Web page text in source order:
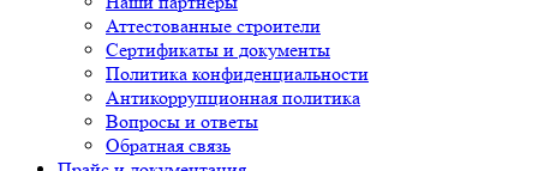
Аттестованные строители
Сертификаты и документы
Политика конфиденциальности
Антикоррупционная политика
Вопросы и ответы
Обратная связь